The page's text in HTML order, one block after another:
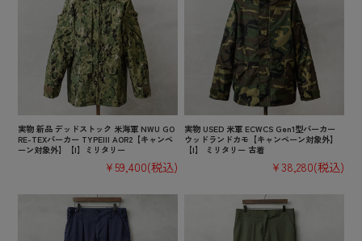
実物 新品 デッドストック 米海軍 NWU GO
RE-TEXパーカー TYPEIII AOR2【キャンペ
ーン対象外】【I】ミリタリー
¥59,400(税込)
実物 USED 米軍 ECWCS Gen1型パーカー
ウッドランドカモ【キャンペーン対象外】
【I】 ミリタリー 古着
¥38,280(税込)